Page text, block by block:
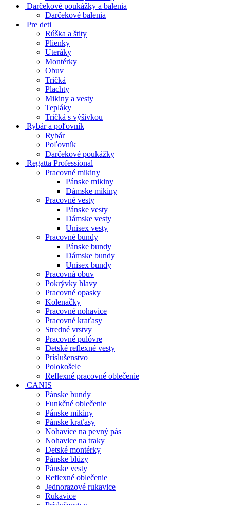
Darčekové poukážky a balenia
Darčekové balenia
Pre deti
Rúška a štity
Plienky
Uteráky
Montérky
Obuv
Tričká
Plachty
Mikiny a vesty
Tepláky
Tričká s výšivkou
Rybár a poľovník
Rybár
Poľovník
Darčekové poukážky
Regatta Professional
Pracovné mikiny
Pánske mikiny
Dámske mikiny
Pracovné vesty
Pánske vesty
Dámske vesty
Unisex vesty
Pracovné bundy
Pánske bundy
Dámske bundy
Unisex bundy
Pracovná obuv
Pokrývky hlavy
Pracovné opasky
Kolenačky
Pracovné nohavice
Pracovné kraťasy
Stredné vrstvy
Pracovné pulóvre
Detské reflexné vesty
Príslušenstvo
Polokošele
Reflexné pracovné oblečenie
CANIS
Pánske bundy
Funkčné oblečenie
Pánske mikiny
Pánske kraťasy
Nohavice na pevný pás
Nohavice na traky
Detské montérky
Pánske blúzy
Pánske vesty
Reflexné oblečenie
Jednorazové rukavice
Rukavice